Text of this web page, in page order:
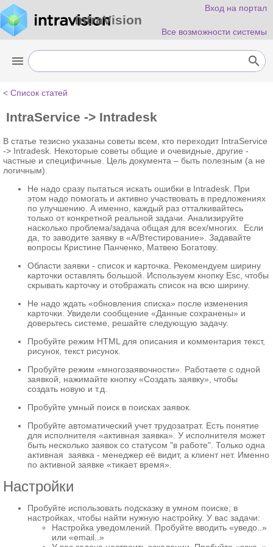
IntraVision
Вход на портал
Все возможности системы
menu search
< Список статей
IntraService -> Intradesk
В статье тезисно указаны советы всем, кто переходит IntraService
-> Intradesk. Некоторые советы общие и очевидные, другие -
частные и специфичные. Цель документа – быть полезным (а не
логичным).
Не надо сразу пытаться искать ошибки в Intradesk. При
этом надо помогать и активно участвовать в предложениях
по улучшению. А именно, каждый раз отталкивайтесь
только от конкретной реальной задачи. Анализируйте
насколько проблема/задача общая для всех/многих. Если
да, то заводите заявку в «A/Bтестирование». Задавайте
вопросы Кристине Панченко, Матвею Богатову.
Области заявки - список и карточка. Рекомендуем ширину
карточки оставлять большой. Используем кнопку Esc, чтобы
скрывать карточку и отображать список на всю ширину.
Не надо ждать «обновления списка» после изменения
карточки. Увидели сообщение «Данные сохранены» и
доверьтесь системе, решайте следующую задачу.
Пробуйте режим HTML для описания и комментария текст,
рисунок, текст рисунок.
Пробуйте режим «многозаявочности». Работаете с одной
заявкой, нажимайте кнопку «Создать заявку», чтобы
создать новую и т.д.
Пробуйте умный поиск в поисках заявок.
Пробуйте автоматический учет трудозатрат. Есть понятие
для исполнителя «активная заявка». У исполнителя может
быть несколько заявок со статусом "в работе". Только одна
активная заявка - менеджер её видит, а клиент нет. Именно
по активной заявке «тикает время».
Настройки
Пробуйте использовать подсказку в умном поиске; в
настройках, чтобы найти нужную настройку. У вас задачи:
Настройка уведомлений. Пробуйте вводить «уведо..»
или «email..»